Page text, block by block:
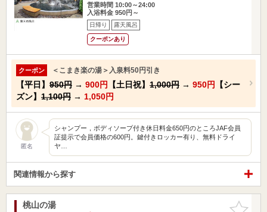
営業時間 10:00～24:00
入浴料金 950円～
日帰り 露天風呂
クーポンあり
クーポン ＜こまき楽の湯＞入泉料50円引き
【平日】 950円 → 900円 【土日祝】 1,000円 → 950円
【シー
ズン】 1,100円 → 1,050円
匿名
シャンプー，ボディソープ付き休日料金650円のところJAF会員
証提示で会員価格の600円。鍵付きロッカー有り、無料ドライ
ヤ…
関連情報から探す
お気に入
桃山の湯